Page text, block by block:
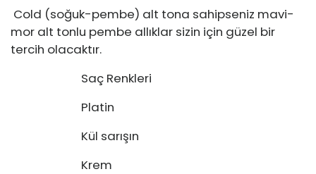
Cold (soğuk-pembe) alt tona sahipseniz mavi-
mor alt tonlu pembe allıklar sizin için güzel bir
tercih olacaktır.
Saç Renkleri
Platin
Kül sarışın
Krem